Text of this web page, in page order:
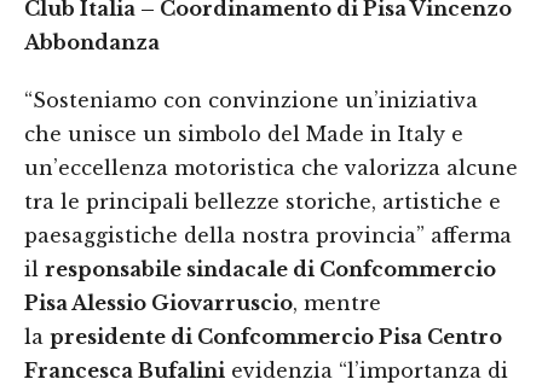
Club Italia – Coordinamento di Pisa Vincenzo
Abbondanza
“Sosteniamo con convinzione un’iniziativa
che unisce un simbolo del Made in Italy e
un’eccellenza motoristica che valorizza alcune
tra le principali bellezze storiche, artistiche e
paesaggistiche della nostra provincia” afferma
il responsabile sindacale di Confcommercio
Pisa Alessio Giovarruscio, mentre
la presidente di Confcommercio Pisa Centro
Francesca Bufalini evidenzia “l’importanza di